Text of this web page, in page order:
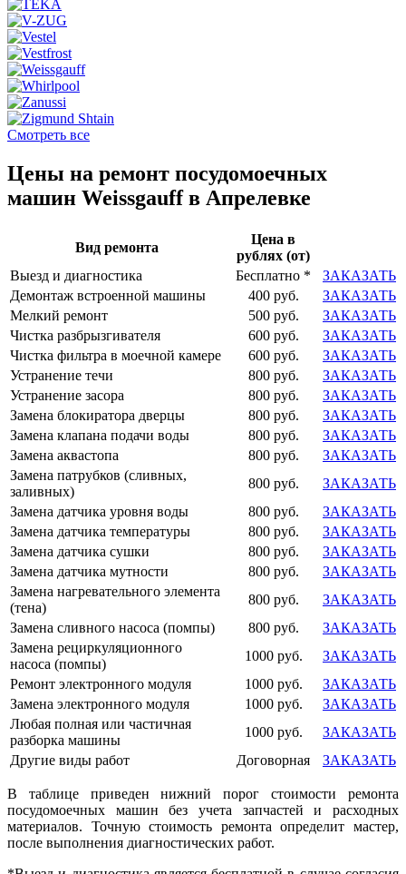
Смотреть все
Цены на ремонт посудомоечных
машин Weissgauff в Апрелевке
Вид ремонта
Цена в
рублях (от)
Выезд и диагностика
Бесплатно *
ЗАКАЗАТЬ
Демонтаж встроенной машины
400 руб.
ЗАКАЗАТЬ
Мелкий ремонт
500 руб.
ЗАКАЗАТЬ
Чистка разбрызгивателя
600 руб.
ЗАКАЗАТЬ
Чистка фильтра в моечной камере
600 руб.
ЗАКАЗАТЬ
Устранение течи
800 руб.
ЗАКАЗАТЬ
Устранение засора
800 руб.
ЗАКАЗАТЬ
Замена блокиратора дверцы
800 руб.
ЗАКАЗАТЬ
Замена клапана подачи воды
800 руб.
ЗАКАЗАТЬ
Замена аквастопа
800 руб.
ЗАКАЗАТЬ
Замена патрубков (сливных,
заливных)
800 руб.
ЗАКАЗАТЬ
Замена датчика уровня воды
800 руб.
ЗАКАЗАТЬ
Замена датчика температуры
800 руб.
ЗАКАЗАТЬ
Замена датчика сушки
800 руб.
ЗАКАЗАТЬ
Замена датчика мутности
800 руб.
ЗАКАЗАТЬ
Замена нагревательного элемента
(тена)
800 руб.
ЗАКАЗАТЬ
Замена сливного насоса (помпы)
800 руб.
ЗАКАЗАТЬ
Замена рециркуляционного
насоса (помпы)
1000 руб.
ЗАКАЗАТЬ
Ремонт электронного модуля
1000 руб.
ЗАКАЗАТЬ
Замена электронного модуля
1000 руб.
ЗАКАЗАТЬ
Любая полная или частичная
разборка машины
1000 руб.
ЗАКАЗАТЬ
Другие виды работ
Договорная ЗАКАЗАТЬ
В таблице приведен нижний порог стоимости ремонта
посудомоечных машин без учета запчастей и расходных
материалов. Точную стоимость ремонта определит мастер,
после выполнения диагностических работ.